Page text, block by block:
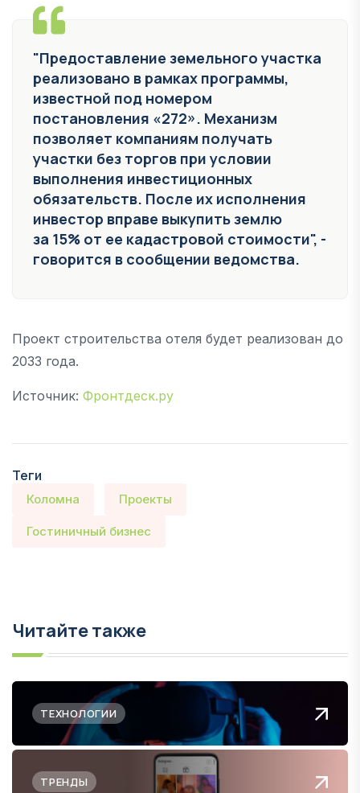
"Предоставление земельного участка
реализовано в рамках программы,
известной под номером
постановления «272». Механизм
позволяет компаниям получать
участки без торгов при условии
выполнения инвестиционных
обязательств. После их исполнения
инвестор вправе выкупить землю
за 15% от ее кадастровой стоимости", -
говорится в сообщении ведомства.
Проект строительства отеля будет реализован до
2033 года.
Источник: Фронтдеск.ру
Теги
Коломна Проекты
Гостиничный бизнес
Читайте также
ТЕХНОЛОГИИ
ТРЕНДЫ